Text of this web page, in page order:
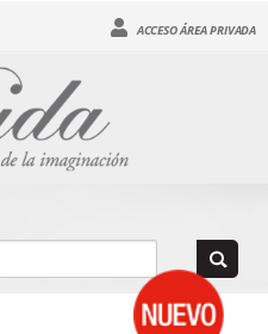
ACCESO ÁREA PRIVADA